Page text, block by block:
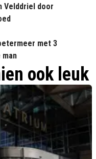
Velddriel door
met 3
ook leuk